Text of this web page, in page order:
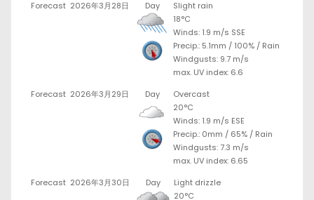
Forecast 2026年3月28日 Day
Slight rain
18°C
Winds: 1.9 m/s SSE
Precip.: 5.1mm / 100% / Rain
Windgusts: 9.7 m/s
max. UV index: 6.6
Forecast 2026年3月29日 Day
Overcast
20°C
Winds: 1.9 m/s ESE
Precip.: 0mm / 65% / Rain
Windgusts: 7.3 m/s
max. UV index: 6.65
Forecast 2026年3月30日 Day
Light drizzle
20°C